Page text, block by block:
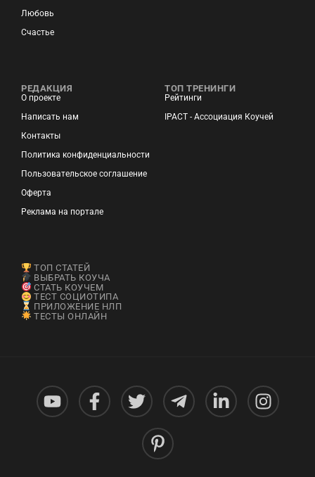
Любовь
Счастье
РЕДАКЦИЯ
О проекте
Написать нам
Контакты
Политика конфиденциальности
Пользовательское соглашение
Оферта
Реклама на портале
ТОП ТРЕНИНГИ
Рейтинги
IPACT - Ассоциация Коучей
ТОП СТАТЕЙ
ВЫБРАТЬ КОУЧА
СТАТЬ КОУЧЕМ
ТЕСТ СОЦИОТИПА
ПРИЛОЖЕНИЕ НЛП
ТЕСТЫ ОНЛАЙН